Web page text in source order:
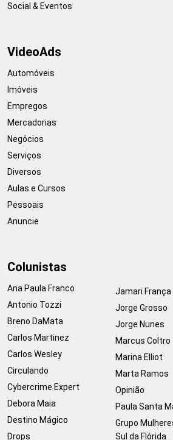
Social & Eventos
VideoAds
Automóveis
Imóveis
Empregos
Mercadorias
Negócios
Serviços
Diversos
Aulas e Cursos
Pessoais
Anuncie
Colunistas
Ana Paula Franco
Antonio Tozzi
Breno DaMata
Carlos Martinez
Carlos Wesley
Circulando
Cybercrime Expert
Debora Maia
Destino Mágico
Drops
Jamari França
Jorge Grosso
Jorge Nunes
Marcus Coltro
Marina Elliot
Marta Ramos
Opinião
Paula Santa
Grupo
Sul da Flórida